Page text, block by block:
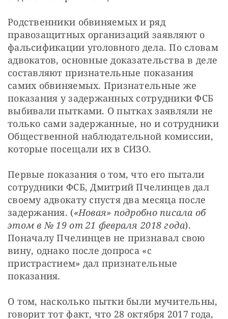
Родственники обвиняемых и ряд
правозащитных организаций заявляют о
фальсификации уголовного дела. По словам
адвокатов, основные доказательства в деле
составляют признательные показания
самих обвиняемых. Признательные же
показания у задержанных сотрудники ФСБ
выбивали пытками. О пытках заявляли не
только сами задержанные, но и сотрудники
Общественной наблюдательной комиссии,
которые посещали их в СИЗО.
Первые показания о том, что его пытали
сотрудники ФСБ, Дмитрий Пчелинцев дал
своему адвокату спустя два месяца после
задержания. («Новая» подробно писала об
этом в № 19 от 21 февраля 2018 года).
Поначалу Пчелинцев не признавал свою
вину, однако после допроса «с
пристрастием» дал признательные
показания.
О том, насколько пытки были мучительны,
говорит тот факт, что 28 октября 2017 года,